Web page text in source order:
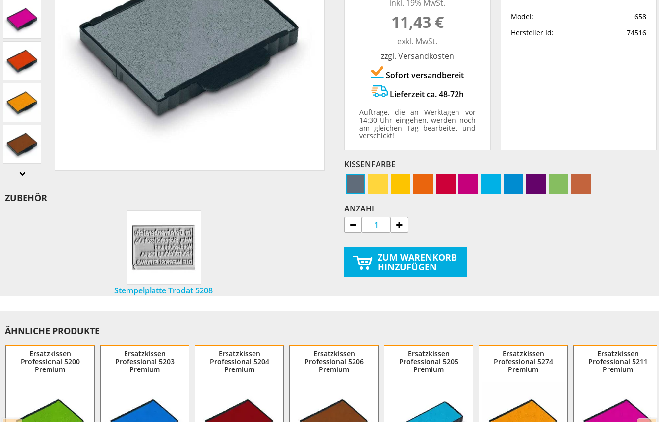
IBAN-BIC-STEMPEL
PRINTY Z. SELBER SETZEN
EASYPRINT LINE
PERSONALISIERTE ADRESSSTEMPEL
STEMPELFRITZ IMPRINT LINE SKYBLUE
TRODAT® VINTAGE
TRODAT® CREATIVE MINI STEMPEL
TRODAT® PIXEL STAMP
TRODAT® ID PROTECTOR
STEMPELHALTER
ZUBEHÖR
Stempelplatte Trodat 5208
inkl. 19% MwSt.
11,43 €
exkl. MwSt.
zzgl. Versandkosten
Sofort versandbereit
Lieferzeit ca. 48-72h
Aufträge, die an Werktagen vor
14:30 Uhr eingehen, werden noch
am gleichen Tag bearbeitet und
verschickt!
Model:
658
Hersteller Id:
74516
KISSENFARBE
ANZAHL
ZUM WARENKORB
HINZUFÜGEN
ÄHNLICHE PRODUKTE
Ersatzkissen
Professional 5200
Premium
Ersatzkissen
Professional 5203
Premium
Ersatzkissen
Professional 5204
Premium
Ersatzkissen
Professional 5206
Premium
Ersatzkissen
Professional 5205
Premium
Ersatzkissen
Professional 5274
Premium
Ersatzkissen
Professional 5211
Premium